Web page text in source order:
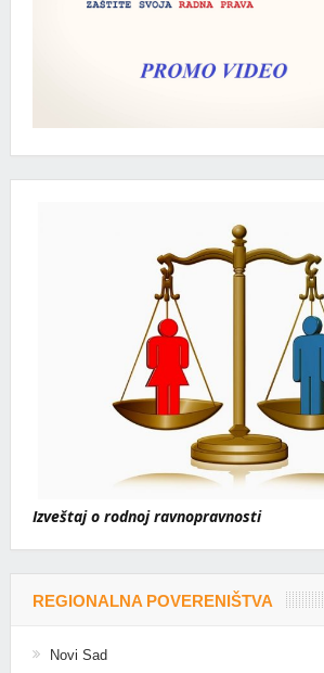
Izveštaj o rodnoj ravnopravnosti
REGIONALNA POVERENIŠTVA
Novi Sad